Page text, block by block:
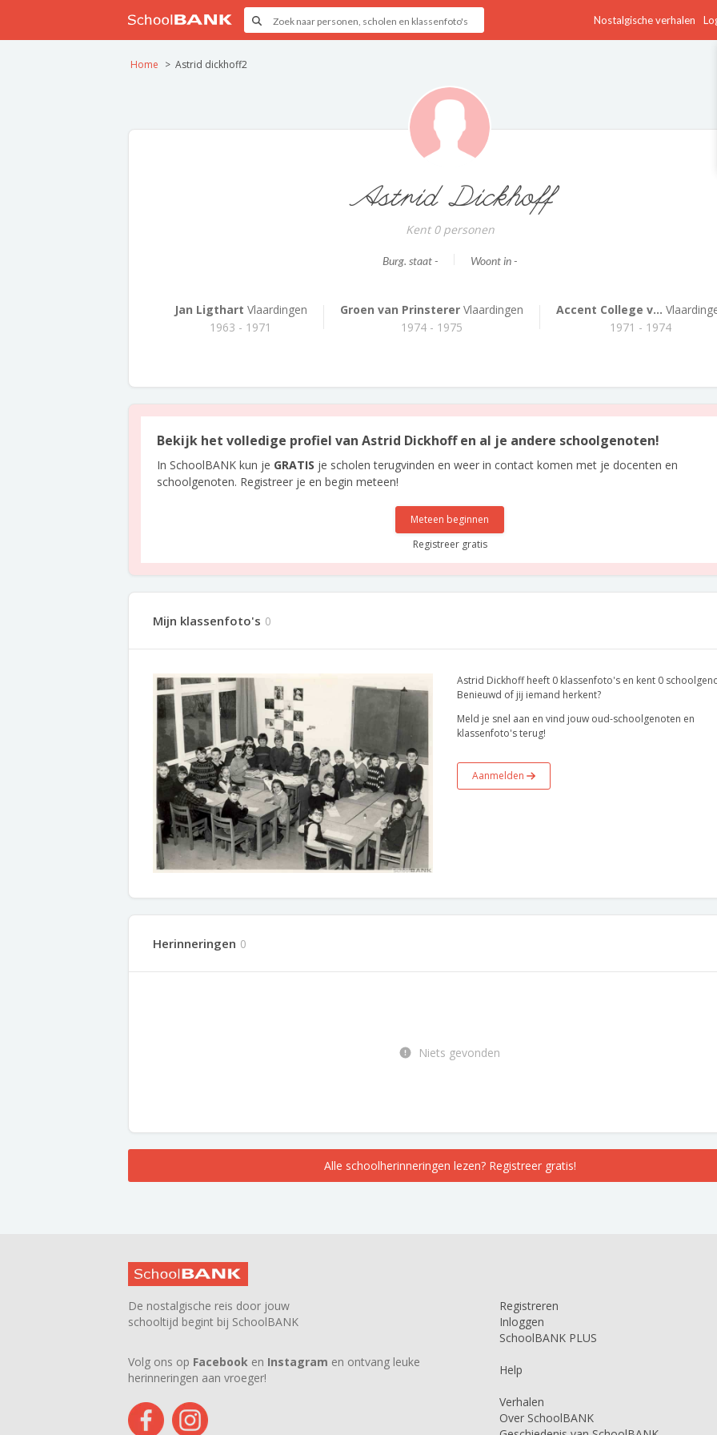
Nostalgische verhalen
Home Astrid dickhoff2
Astrid Dickhoff
Kent 0 personen
Burg. staat - Woont in -
Jan Ligthart Vlaardingen
1963 - 1971
Groen van PrinstererVlaardingen
1974 - 1975
Accent College v...
1971 - 1974
Bekijk het volledige profiel van Astrid Dickhoff en al je andere schoolgenoten!
In SchoolBANK kun je GRATIS je scholen terugvinden en weer in contact komen met je docenten en
schoolgenoten. Registreer je en begin meteen!
Meteen beginnen
Registreer gratis
Mijn klassenfoto's 0
Astrid Dickhoff heeft 0 klassenfoto's en kent 0
Benieuwd of jij iemand herkent?
Meld je snel aan en vind jouw oud-schoolgenoten en
klassenfoto's terug!
Aanmelden
Herinneringen 0
Niets gevonden
Alle schoolherinneringen lezen? Registreer gratis!
De nostalgische reis door jouw
schooltijd begint bij SchoolBANK
Volg ons op Facebook en Instagram en ontvang leuke
herinneringen aan vroeger!
Registreren
Inloggen
SchoolBANK PLUS
Help
Verhalen
Over SchoolBANK